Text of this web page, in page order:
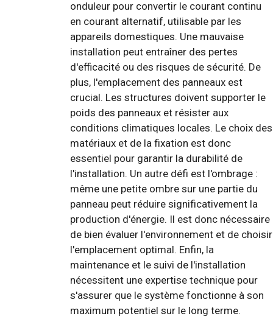
onduleur pour convertir le courant continu
en courant alternatif, utilisable par les
appareils domestiques. Une mauvaise
installation peut entraîner des pertes
d'efficacité ou des risques de sécurité. De
plus, l'emplacement des panneaux est
crucial. Les structures doivent supporter le
poids des panneaux et résister aux
conditions climatiques locales. Le choix des
matériaux et de la fixation est donc
essentiel pour garantir la durabilité de
l'installation. Un autre défi est l'ombrage :
même une petite ombre sur une partie du
panneau peut réduire significativement la
production d'énergie. Il est donc nécessaire
de bien évaluer l'environnement et de choisir
l'emplacement optimal. Enfin, la
maintenance et le suivi de l'installation
nécessitent une expertise technique pour
s'assurer que le système fonctionne à son
maximum potentiel sur le long terme.